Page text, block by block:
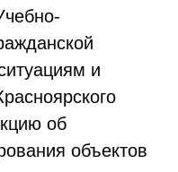
и
об
объектов